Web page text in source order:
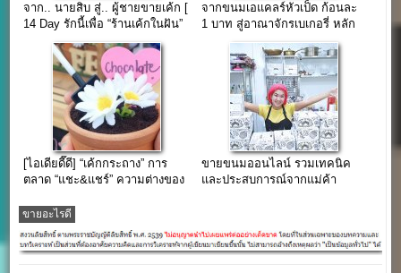
จาก.. นายสิบ สู่.. ผู้ชายขายเค้ก [
14 Day รักนี้เพื่อ “ร้านเค้กในฝัน”
จากขนมเอแคลร์หัวเป็ด ก้อนละ
1 บาท สู่อาณาจักรเบเกอรี่ หลัก
[ไอเดียดี๊ดี] “เค้กกระถาง” การ
ตลาด “แชะ&แชร์” ความต่างของ
ขายขนมออนไลน์ รวมเทคนิค
และประสบการณ์จากแม่ค้า
ขายอะไรดี